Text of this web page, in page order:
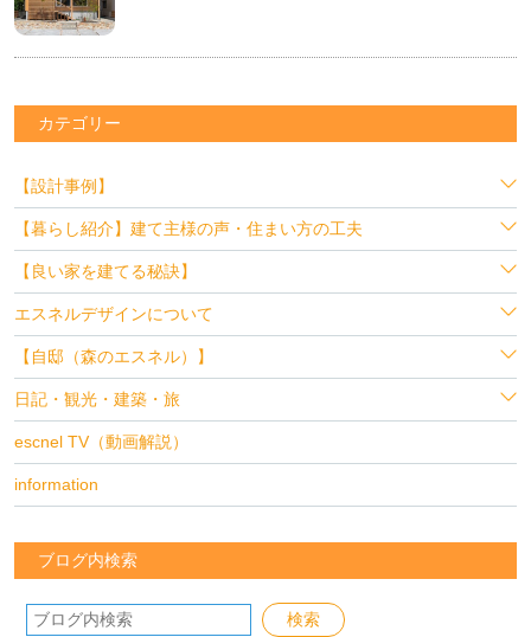
カテゴリー
【設計事例】
【暮らし紹介】建て主様の声・住まい方の工夫
【良い家を建てる秘訣】
エスネルデザインについて
【自邸（森のエスネル）】
日記・観光・建築・旅
escnel TV（動画解説）
information
ブログ内検索